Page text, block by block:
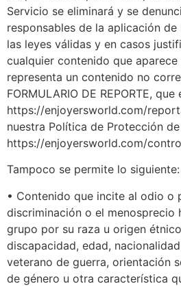
Servicio se eliminará y se
responsables de la aplicación
las leyes válidas y en casos
cualquier contenido que
representa un contenido no
FORMULARIO DE REPORTE,
https://enjoyersworld.com/
nuestra Política de Protección
https://enjoyersworld.com/
Tampoco se permite lo siguiente:
• Contenido que incite al odio o
discriminación o el menosprecio
grupo por su raza u origen
discapacidad, edad,
veterano de guerra, orientación
de género u otra característica